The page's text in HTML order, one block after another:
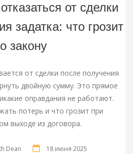
от сделки
задатка: что грозит
закону
от сделки после получения
двойную сумму. Это прямое
оправдания не работают.
потерь и что грозит при
выходе из договора.
Dean
18 июня 2025